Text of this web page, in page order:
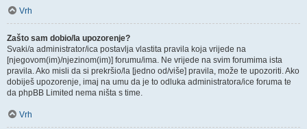
Vrh
Zašto sam dobio/la upozorenje?
Svaki/a administrator/ica postavlja vlastita pravila koja vrijede na
[njegovom(im)/njezinom(im)] forumu/ima. Ne vrijede na svim forumima ista
pravila. Ako misli da si prekršio/la [jedno od/više] pravila, može te upozoriti. Ako
dobiješ upozorenje, imaj na umu da je to odluka administratora/ice foruma te
da phpBB Limited nema ništa s time.
Vrh